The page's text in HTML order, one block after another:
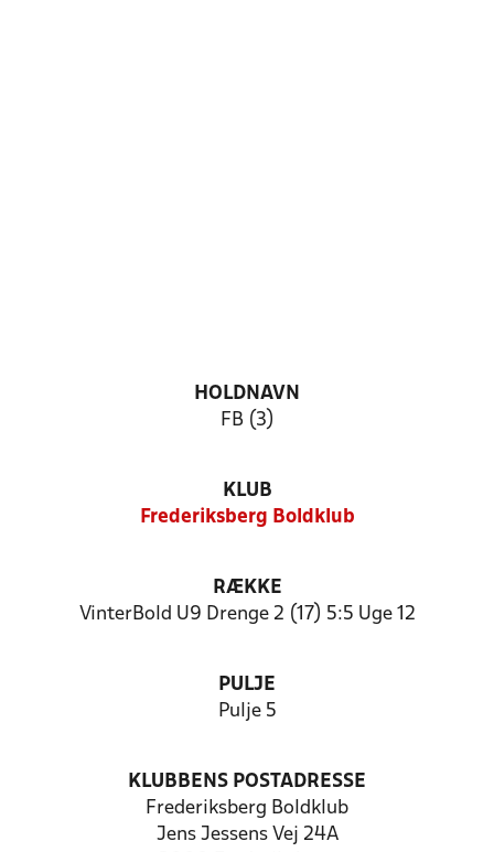
HOLDNAVN
FB (3)
KLUB
Frederiksberg Boldklub
RÆKKE
VinterBold U9 Drenge 2 (17) 5:5 Uge 12
PULJE
Pulje 5
KLUBBENS POSTADRESSE
Frederiksberg Boldklub
Jens Jessens Vej 24A